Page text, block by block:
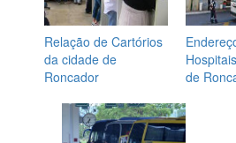
Relação de Cartórios
da cidade de
Roncador
de